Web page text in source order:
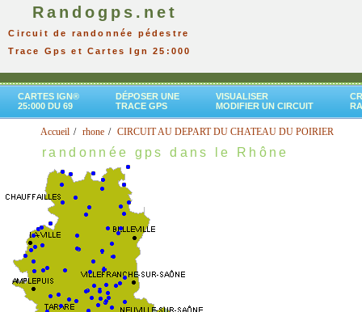
Randogps.net
Circuit de randonnée pédestre
Trace Gps et Cartes Ign 25:000
CARTES IGN®
25:000 DU 69
DÉPOSER UNE
TRACE GPS
VISUALISER
MODIFIER UN CIRCUIT
Accueil rhone CIRCUIT AU DEPART DU CHATEAU DU POIRIER
randonnée gps dans le Rhône